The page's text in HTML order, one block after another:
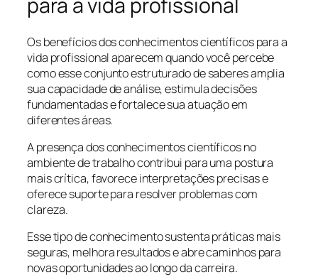
Os benefícios dos conhecimentos científicos para a
vida profissional aparecem quando você percebe
como esse conjunto estruturado de saberes amplia
sua capacidade de análise, estimula decisões
fundamentadas e fortalece sua atuação em
diferentes áreas.
A presença dos conhecimentos científicos no
ambiente de trabalho contribui para uma postura
mais crítica, favorece interpretações precisas e
oferece suporte para resolver problemas com
clareza.
Esse tipo de conhecimento sustenta práticas mais
seguras, melhora resultados e abre caminhos para
novas oportunidades ao longo da carreira.